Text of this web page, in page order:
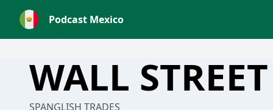
Podcast Mexico
WALL
SPANGLISH TRADES